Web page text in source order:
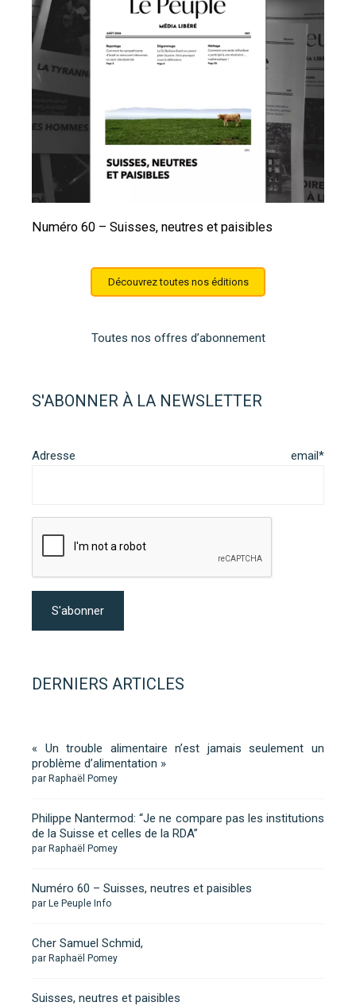
Numéro 60 – Suisses, neutres et paisibles
Découvrez toutes nos éditions
Toutes nos offres d’abonnement
S'ABONNER À LA NEWSLETTER
Adresse email*
DERNIERS ARTICLES
« Un trouble alimentaire n’est jamais seulement un
problème d’alimentation »
par Raphaël Pomey
Philippe Nantermod: “Je ne compare pas les institutions
de la Suisse et celles de la RDA”
par Raphaël Pomey
Numéro 60 – Suisses, neutres et paisibles
par Le Peuple Info
Cher Samuel Schmid,
par Raphaël Pomey
Suisses, neutres et paisibles